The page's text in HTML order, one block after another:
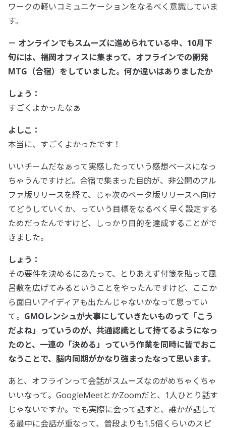
ワークの軽いコミュニケーションをなるべく意識していま
す。
－ オンラインでもスムーズに進められている中、10月下
旬には、福岡オフィスに集まって、オフラインでの開発
MTG（合宿）をしていました。何か違いはありましたか
しょう：
すごくよかったなぁ
よしこ：
本当に、すごくよかったです！
いいチームだなぁって実感したっていう感想ベースになっ
ちゃうんですけど。合宿で集まった目的が、非公開のアル
ファ版リリースを経て、じゃ次のベータ版リリースへ向け
てどうしていくか、っていう目標をなるべく早く設定する
ためだったんですけど、しっかり目的を達成することがで
きました。
しょう：
その要件を決めるにあたって、とりあえず付箋を貼って風
呂敷を広げてみるということをやったんですけど、ここか
ら面白いアイディアも出たんじゃないかなって思ってい
て。 GMOレンシュが大事にしていきたいものって「こう
だよね」っていうのが、共通認識として持てるようになっ
たのと、一連の「決める」っていう作業を同時に皆でおこ
なうことで、脳内同期がかなり強まったなって思います。
あと、オフラインって会話がスムーズなのがめちゃくちゃ
いいなって。GoogleMeetとかZoomだと、1人ひとり話す
じゃないですか。でも実際に会って話すと、誰かが話して
る最中に会話が重なって、普段よりも1.5倍くらいのスピ